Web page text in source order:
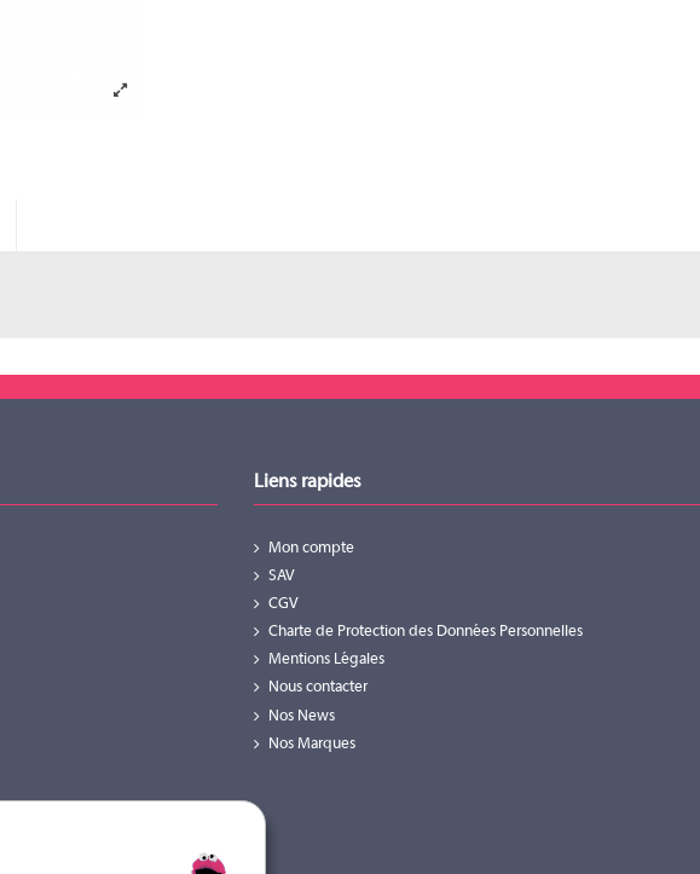
Liens rapides
Mon compte
SAV
CGV
Charte de Protection des Données Personnelles
Mentions Légales
Nous contacter
Nos News
Nos Marques